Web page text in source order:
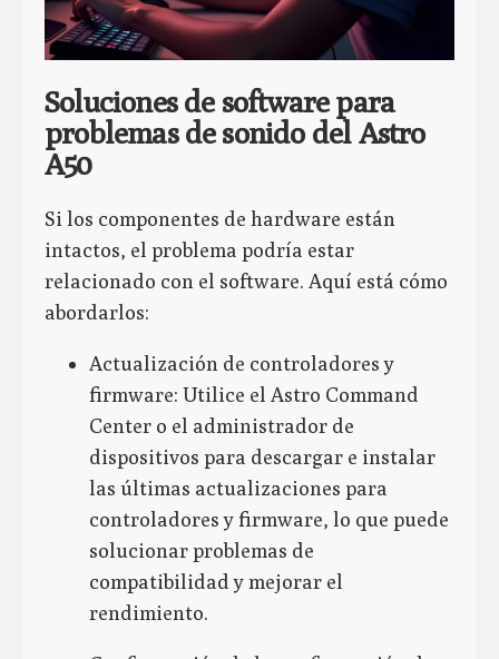
Soluciones de software para
problemas de sonido del Astro
A50
Si los componentes de hardware están
intactos, el problema podría estar
relacionado con el software. Aquí está cómo
abordarlos:
Actualización de controladores y
firmware: Utilice el Astro Command
Center o el administrador de
dispositivos para descargar e instalar
las últimas actualizaciones para
controladores y firmware, lo que puede
solucionar problemas de
compatibilidad y mejorar el
rendimiento.